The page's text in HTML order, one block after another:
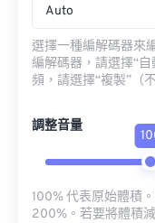
Auto
選擇一種編解碼器來
編解碼器，請選擇“
頻，請選擇“複製”（
調整音量
100% 代表原始體積
200%。若要將體積